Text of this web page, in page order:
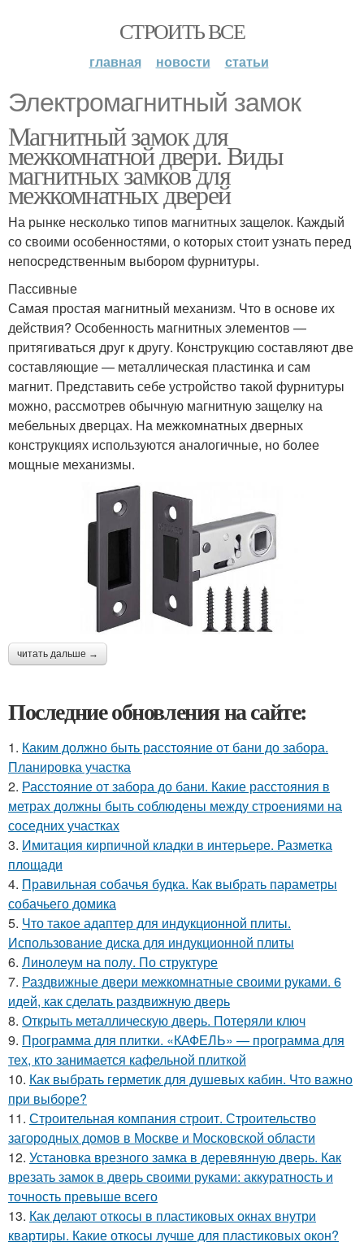
СТРОИТЬ ВСЕ
главная новости статьи
Электромагнитный замок
Магнитный замок для
межкомнатной двери. Виды
магнитных замков для
межкомнатных дверей
На рынке несколько типов магнитных защелок. Каждый
со своими особенностями, о которых стоит узнать перед
непосредственным выбором фурнитуры.
Пассивные
Самая простая магнитный механизм. Что в основе их
действия? Особенность магнитных элементов —
притягиваться друг к другу. Конструкцию составляют две
составляющие — металлическая пластинка и сам
магнит. Представить себе устройство такой фурнитуры
можно, рассмотрев обычную магнитную защелку на
мебельных дверцах. На межкомнатных дверных
конструкциях используются аналогичные, но более
мощные механизмы.
читать дальше →
Последние обновления на сайте:
1. Каким должно быть расстояние от бани до забора.
Планировка участка
2. Расстояние от забора до бани. Какие расстояния в
метрах должны быть соблюдены между строениями на
соседних участках
3. Имитация кирпичной кладки в интерьере. Разметка
площади
4. Правильная собачья будка. Как выбрать параметры
собачьего домика
5. Что такое адаптер для индукционной плиты.
Использование диска для индукционной плиты
6. Линолеум на полу. По структуре
7. Раздвижные двери межкомнатные своими руками. 6
идей, как сделать раздвижную дверь
8. Открыть металлическую дверь. Потеряли ключ
9. Программа для плитки. «КАФЕЛЬ» — программа для
тех, кто занимается кафельной плиткой
10. Как выбрать герметик для душевых кабин. Что важно
при выборе?
11. Строительная компания строит. Строительство
загородных домов в Москве и Московской области
12. Установка врезного замка в деревянную дверь. Как
врезать замок в дверь своими руками: аккуратность и
точность превыше всего
13. Как делают откосы в пластиковых окнах внутри
квартиры. Какие откосы лучше для пластиковых окон?